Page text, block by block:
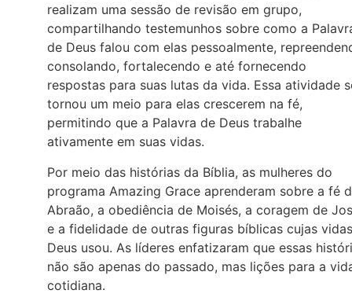
realizam uma sessão de revisão em grupo,
compartilhando testemunhos sobre como a
de Deus falou com elas pessoalmente,
consolando, fortalecendo e até fornecendo
respostas para suas lutas da vida. Essa atividade
tornou um meio para elas crescerem na fé,
permitindo que a Palavra de Deus trabalhe
ativamente em suas vidas.
Por meio das histórias da Bíblia, as mulheres do
programa Amazing Grace aprenderam sobre a fé
Abraão, a obediência de Moisés, a coragem de
e a fidelidade de outras figuras bíblicas cujas vidas
Deus usou. As líderes enfatizaram que essas
não são apenas do passado, mas lições para a
cotidiana.